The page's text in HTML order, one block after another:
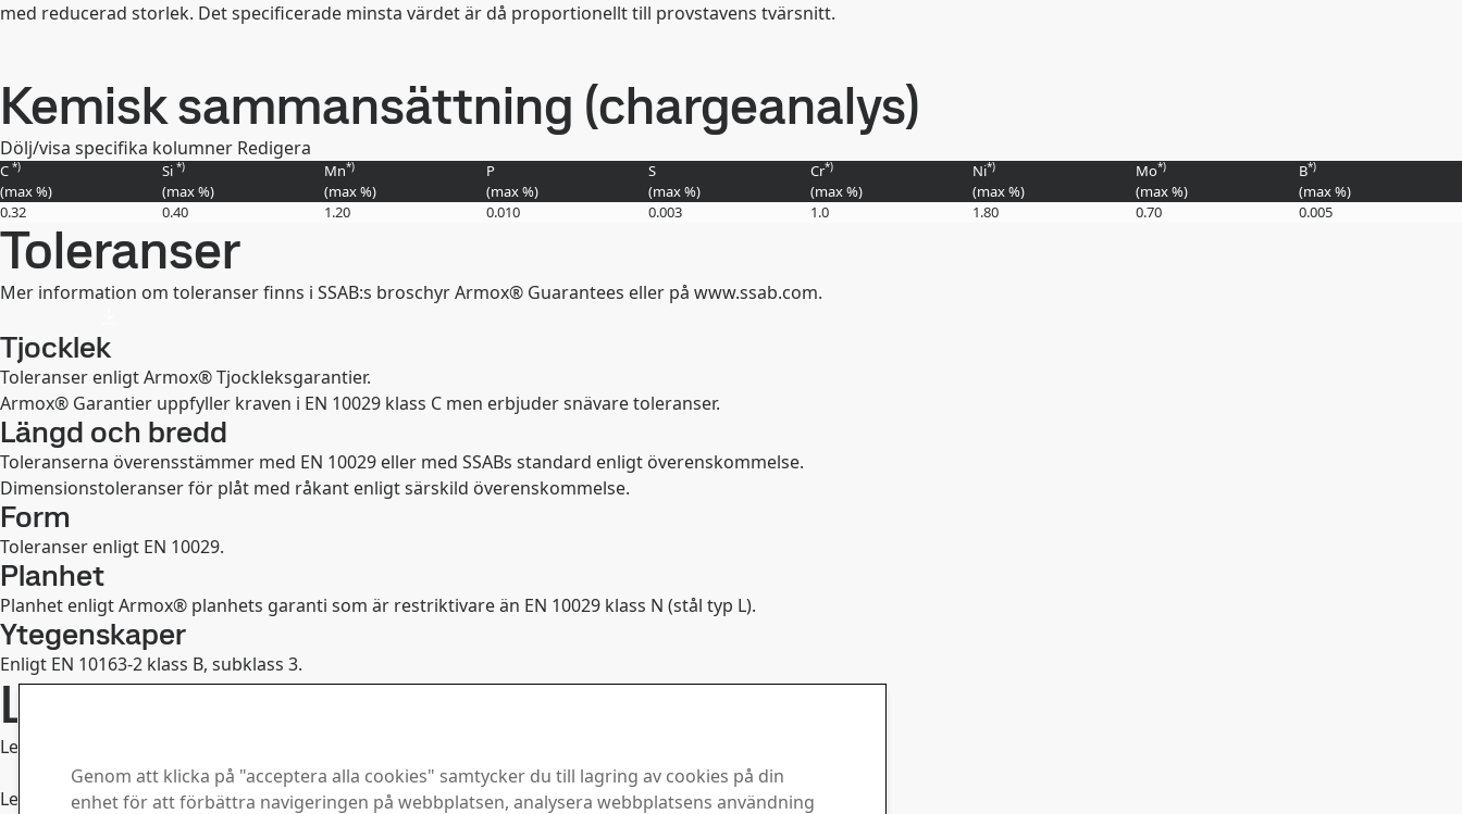
med reducerad storlek. Det specificerade minsta värdet är då proportionellt till provstavens tvärsnitt.
Kemisk sammansättning (chargeanalys)
Dölj/visa specifika kolumner Redigera
C *)
(max%)
Si *)
(max%)
Mn*)
(max%)
P
(max%)
S
(max%)
Cr*)
(max%)
Ni*)
(max%)
Mo*)
(max%)
B*)
(max%)
0.32
0.40 1.20 0.010 0.003 1.0 1.80 0.70 0.005
Toleranser
Mer information om toleranser finns i SSAB:s broschyr Armox® Guarantees eller på www.ssab.com.
Tjocklek
Toleranser enligt Armox® Tjockleksgarantier.
Armox® Garantier uppfyller kraven i EN 10029 klass C men erbjuder snävare toleranser.
Längd och bredd
Toleranserna överensstämmer med EN 10029 eller med SSABs standard enligt överenskommelse.
Dimensionstoleranser för plåt med råkant enligt särskild överenskommelse.
Form
Toleranser enligt EN 10029.
Planhet
Planhet enligt Armox® planhets garanti som är restriktivare än EN 10029 klass N (stål typ L).
Ytegenskaper
Enligt EN 10163-2 klass B, subklass 3.
Leveranstillstånd
Leveranstillståndet är seghärdat (QT).
Leveranskraven finns i SSABs broschyr Armox® Guarantees eller på www.ssab.com.
Genom att klicka på "acceptera alla cookies" samtycker du till lagring av cookies på din
enhet för att förbättra navigeringen på webbplatsen, analysera webbplatsens användning